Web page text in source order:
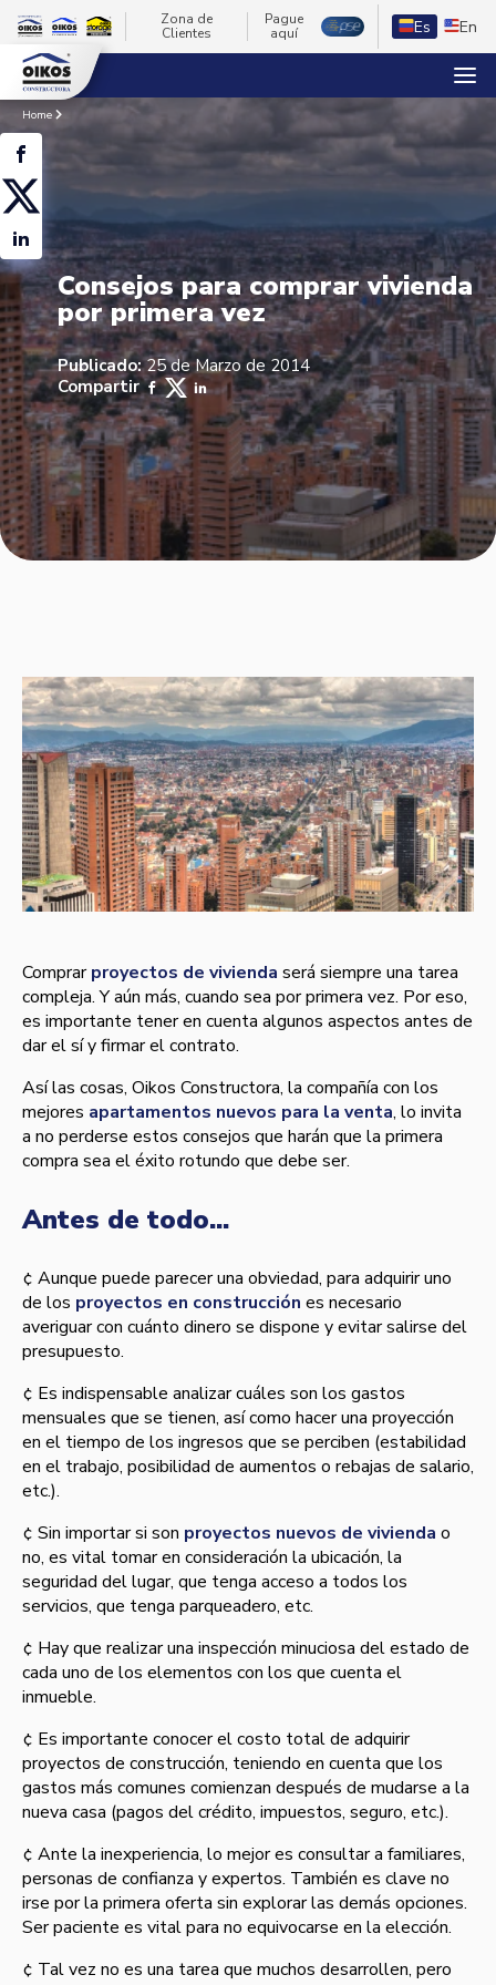
Zona de
Clientes
Pague
aquí
Es En
Home
Consejos para comprar vivienda
por primera vez
Publicado:25 de Marzo de 2014
Compartir
Comprarproyectos de vivienda será siempre una tarea
compleja. Y aún más, cuando sea por primera vez. Por eso,
es importante tener en cuenta algunos aspectos antes de
dar el sí­ y firmar el contrato.
Así­ las cosas, Oikos Constructora, la compañí­a con los
mejores apartamentos nuevos para la venta, lo invita
a no perderse estos consejos que harán que la primera
compra sea el éxito rotundo que debe ser.
Antes de todo...
¢ Aunque puede parecer una obviedad, para adquirir uno
de los proyectos en construcción es necesario
averiguar con cuánto dinero se dispone y evitar salirse del
presupuesto.
¢ Es indispensable analizar cuáles son los gastos
mensuales que se tienen, así­ como hacer una proyección
en el tiempo de los ingresos que se perciben (estabilidad
en el trabajo, posibilidad de aumentos o rebajas de salario,
etc.).
¢ Sin importar si son proyectos nuevos de vivienda o
no, es vital tomar en consideración la ubicación, la
seguridad del lugar, que tenga acceso a todos los
servicios, que tenga parqueadero, etc.
¢ Hay que realizar una inspección minuciosa del estado de
cada uno de los elementos con los que cuenta el
inmueble.
¢ Es importante conocer el costo total de adquirir
proyectos de construcción, teniendo en cuenta que los
gastos más comunes comienzan después de mudarse a la
nueva casa (pagos del crédito, impuestos, seguro, etc.).
¢ Ante la inexperiencia, lo mejor es consultar a familiares,
personas de confianza y expertos. También es clave no
irse por la primera oferta sin explorar las demás opciones.
Ser paciente es vital para no equivocarse en la elección.
¢ Tal vez no es una tarea que muchos desarrollen, pero